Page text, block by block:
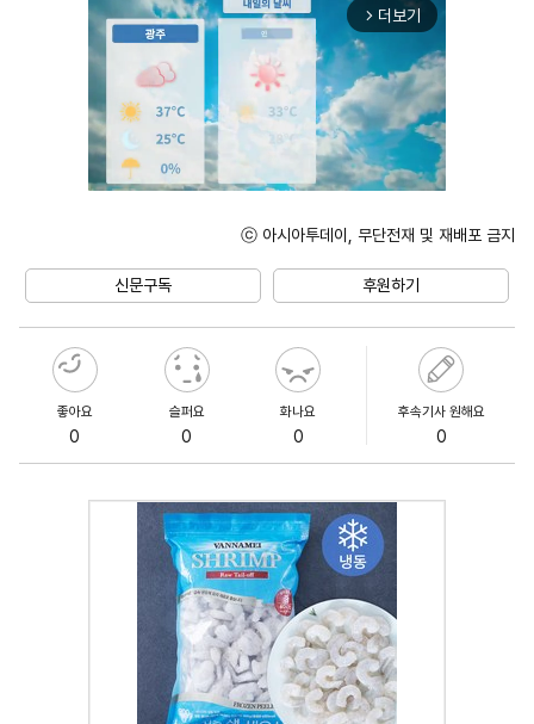
arrow_forward_ios 더보기
ⓒ 아시아투데이, 무단전재 및 재배포 금지
신문구독 후원하기
좋아요
0
슬퍼요
0
화나요
0
후속기사 원해요
0